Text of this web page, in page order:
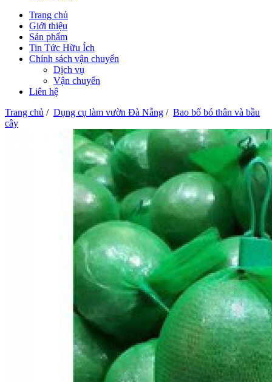
Trang chủ
Giới thiệu
Sản phẩm
Tin Tức Hữu Ích
Chính sách vận chuyển
Dịch vụ
Vận chuyển
Liên hệ
Trang chủ / Dụng cụ làm vườn Đà Nẵng / Bao bố bó thân và bầu
cây